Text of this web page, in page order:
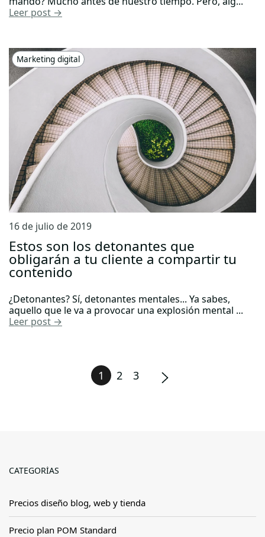
Leer post →
Marketing digital
16 de julio de 2019
Estos son los detonantes que
obligarán a tu cliente a compartir tu
contenido
¿Detonantes? Sí, detonantes mentales... Ya sabes,
aquello que le va a provocar una explosión mental ...
Leer post →
1 2 3
CATEGORÍAS
Precios diseño blog, web y tienda
Precio plan POM Standard